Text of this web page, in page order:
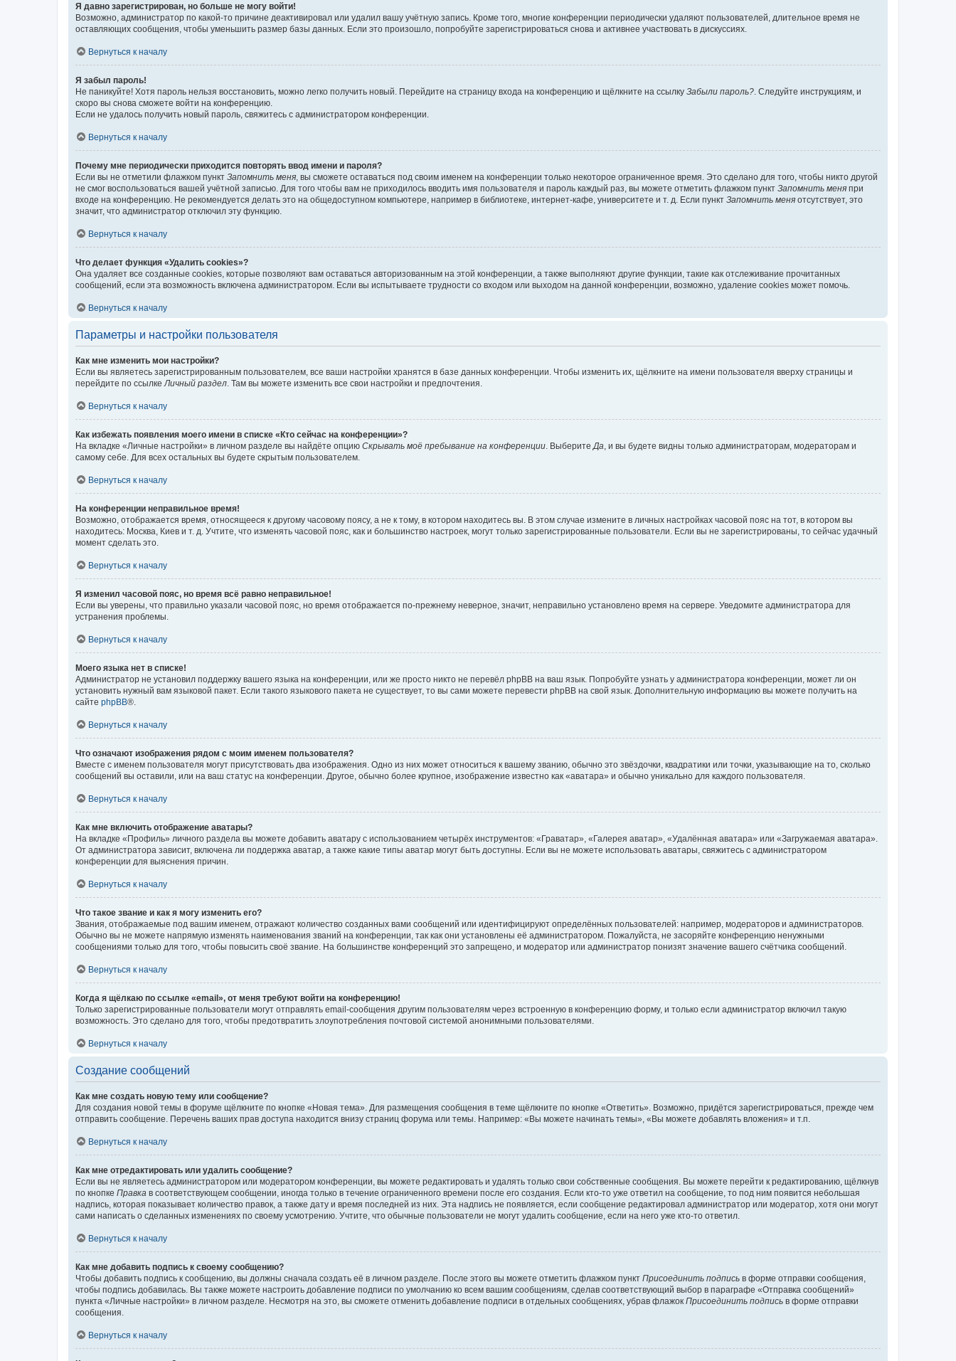
Я давно зарегистрирован, но больше не могу войти!
Возможно, администратор по какой-то причине деактивировал или удалил вашу учётную запись. Кроме того, многие конференции периодически удаляют пользователей, длительное время не
оставляющих сообщения, чтобы уменьшить размер базы данных. Если это произошло, попробуйте зарегистрироваться снова и активнее участвовать в дискуссиях.
Вернуться к началу
Я забыл пароль!
Не паникуйте! Хотя пароль нельзя восстановить, можно легко получить новый. Перейдите на страницу входа на конференцию и щёлкните на ссылку Забыли пароль? . Следуйте инструкциям, и
скоро вы снова сможете войти на конференцию.
Если не удалось получить новый пароль, свяжитесь с администратором конференции.
Вернуться к началу
Почему мне периодически приходится повторять ввод имени и пароля?
Если вы не отметили флажком пункт Запомнить меня , вы сможете оставаться под своим именем на конференции только некоторое ограниченное время. Это сделано для того, чтобы никто другой
не смог воспользоваться вашей учётной записью. Для того чтобы вам не приходилось вводить имя пользователя и пароль каждый раз, вы можете отметить флажком пункт Запомнить меня при
входе на конференцию. Не рекомендуется делать это на общедоступном компьютере, например в библиотеке, интернет-кафе, университете и т. д. Если пункт Запомнить меня отсутствует, это
значит, что администратор отключил эту функцию.
Вернуться к началу
Что делает функция «Удалить cookies»?
Она удаляет все созданные cookies, которые позволяют вам оставаться авторизованным на этой конференции, а также выполняют другие функции, такие как отслеживание прочитанных
сообщений, если эта возможность включена администратором. Если вы испытываете трудности со входом или выходом на данной конференции, возможно, удаление cookies может помочь.
Вернуться к началу
Параметры и настройки пользователя
Как мне изменить мои настройки?
Если вы являетесь зарегистрированным пользователем, все ваши настройки хранятся в базе данных конференции. Чтобы изменить их, щёлкните на имени пользователя вверху страницы и
перейдите по ссылке Личный раздел . Там вы можете изменить все свои настройки и предпочтения.
Вернуться к началу
Как избежать появления моего имени в списке «Кто сейчас на конференции»?
На вкладке «Личные настройки» в личном разделе вы найдёте опцию Скрывать моё пребывание на конференции . Выберите Да , и вы будете видны только администраторам, модераторам и
самому себе. Для всех остальных вы будете скрытым пользователем.
Вернуться к началу
На конференции неправильное время!
Возможно, отображается время, относящееся к другому часовому поясу, а не к тому, в котором находитесь вы. В этом случае измените в личных настройках часовой пояс на тот, в котором вы
находитесь: Москва, Киев и т. д. Учтите, что изменять часовой пояс, как и большинство настроек, могут только зарегистрированные пользователи. Если вы не зарегистрированы, то сейчас удачный
момент сделать это.
Вернуться к началу
Я изменил часовой пояс, но время всё равно неправильное!
Если вы уверены, что правильно указали часовой пояс, но время отображается по-прежнему неверное, значит, неправильно установлено время на сервере. Уведомите администратора для
устранения проблемы.
Вернуться к началу
Моего языка нет в списке!
Администратор не установил поддержку вашего языка на конференции, или же просто никто не перевёл phpBB на ваш язык. Попробуйте узнать у администратора конференции, может ли он
установить нужный вам языковой пакет. Если такого языкового пакета не существует, то вы сами можете перевести phpBB на свой язык. Дополнительную информацию вы можете получить на
сайте phpBB®.
Вернуться к началу
Что означают изображения рядом с моим именем пользователя?
Вместе с именем пользователя могут присутствовать два изображения. Одно из них может относиться к вашему званию, обычно это звёздочки, квадратики или точки, указывающие на то, сколько
сообщений вы оставили, или на ваш статус на конференции. Другое, обычно более крупное, изображение известно как «аватара» и обычно уникально для каждого пользователя.
Вернуться к началу
Как мне включить отображение аватары?
На вкладке «Профиль» личного раздела вы можете добавить аватару с использованием четырёх инструментов: «Граватар», «Галерея аватар», «Удалённая аватара» или «Загружаемая аватара».
От администратора зависит, включена ли поддержка аватар, а также какие типы аватар могут быть доступны. Если вы не можете использовать аватары, свяжитесь с администратором
конференции для выяснения причин.
Вернуться к началу
Что такое звание и как я могу изменить его?
Звания, отображаемые под вашим именем, отражают количество созданных вами сообщений или идентифицируют определённых пользователей: например, модераторов и администраторов.
Обычно вы не можете напрямую изменять наименования званий на конференции, так как они установлены её администратором. Пожалуйста, не засоряйте конференцию ненужными
сообщениями только для того, чтобы повысить своё звание. На большинстве конференций это запрещено, и модератор или администратор понизят значение вашего счётчика сообщений.
Вернуться к началу
Когда я щёлкаю по ссылке «email», от меня требуют войти на конференцию!
Только зарегистрированные пользователи могут отправлять email-сообщения другим пользователям через встроенную в конференцию форму, и только если администратор включил такую
возможность. Это сделано для того, чтобы предотвратить злоупотребления почтовой системой анонимными пользователями.
Вернуться к началу
Создание сообщений
Как мне создать новую тему или сообщение?
Для создания новой темы в форуме щёлкните по кнопке «Новая тема». Для размещения сообщения в теме щёлкните по кнопке «Ответить». Возможно, придётся зарегистрироваться, прежде чем
отправить сообщение. Перечень ваших прав доступа находится внизу страниц форума или темы. Например: «Вы можете начинать темы», «Вы можете добавлять вложения» и т.п.
Вернуться к началу
Как мне отредактировать или удалить сообщение?
Если вы не являетесь администратором или модератором конференции, вы можете редактировать и удалять только свои собственные сообщения. Вы можете перейти к редактированию, щёлкнув
по кнопке Правка в соответствующем сообщении, иногда только в течение ограниченного времени после его создания. Если кто-то уже ответил на сообщение, то под ним появится небольшая
надпись, которая показывает количество правок, а также дату и время последней из них. Эта надпись не появляется, если сообщение редактировал администратор или модератор, хотя они могут
сами написать о сделанных изменениях по своему усмотрению. Учтите, что обычные пользователи не могут удалить сообщение, если на него уже кто-то ответил.
Вернуться к началу
Как мне добавить подпись к своему сообщению?
Чтобы добавить подпись к сообщению, вы должны сначала создать её в личном разделе. После этого вы можете отметить флажком пункт Присоединить подпись в форме отправки сообщения,
чтобы подпись добавилась. Вы также можете настроить добавление подписи по умолчанию ко всем вашим сообщениям, сделав соответствующий выбор в параграфе «Отправка сообщений»
пункта «Личные настройки» в личном разделе. Несмотря на это, вы сможете отменить добавление подписи в отдельных сообщениях, убрав флажок Присоединить подпись в форме отправки
сообщения.
Вернуться к началу